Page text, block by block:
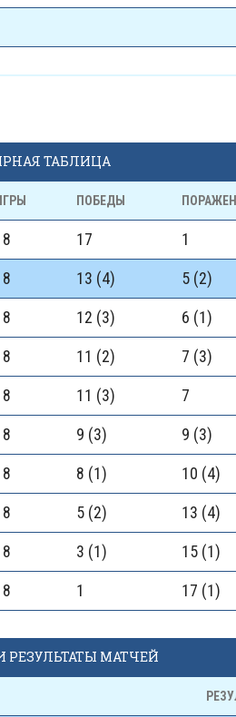
ТАБЛИЦА
ПОБЕДЫ
17 1
13 (4) 5 (2)
12 (3) 6 (1)
11 (2) 7 (3)
11 (3) 7
9 (3) 9 (3)
8 (1) 10 (4)
5 (2) 13 (4)
3 (1) 15 (1)
1 17 (1)
РЕЗУЛЬТАТЫ МАТЧЕЙ